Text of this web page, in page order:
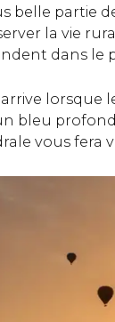
belle partie
la vie
dans le
lorsque
bleu
vous fera